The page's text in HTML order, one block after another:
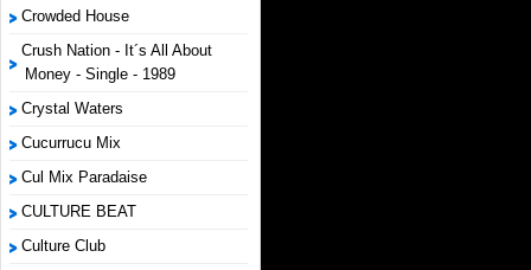
Crowded House
Crush Nation - It´s All About
Money - Single - 1989
Crystal Waters
Cucurrucu Mix
Cul Mix Paradaise
CULTURE BEAT
Culture Club